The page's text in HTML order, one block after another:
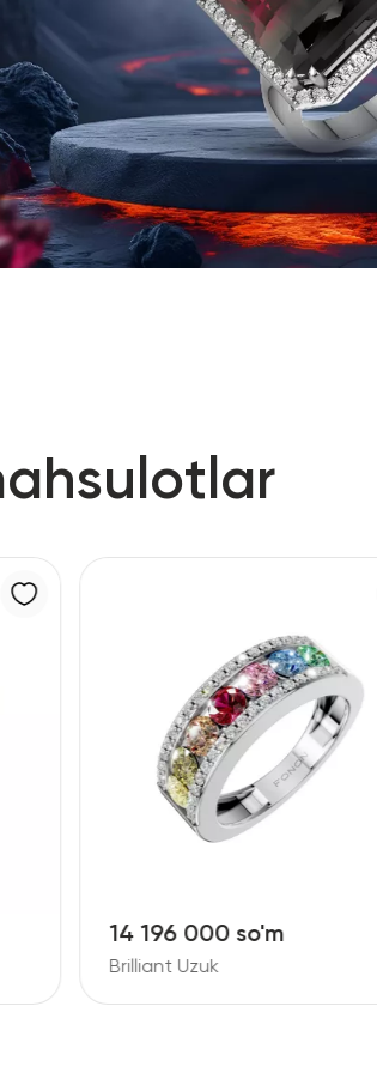
17 448 000 so'm
Brilliant Uzuk